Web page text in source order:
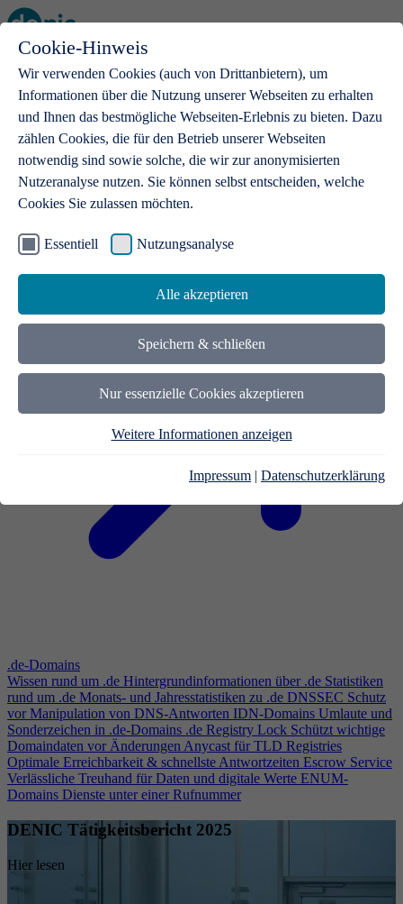
Cookie-Hinweis
Wir verwenden Cookies (auch von Drittanbietern), um
Informationen über die Nutzung unserer Webseiten zu erhalten
und Ihnen das bestmögliche Webseiten-Erlebnis zu bieten. Dazu
zählen Cookies, die für den Betrieb unserer Webseiten
notwendig sind sowie solche, die wir zur anonymisierten
Nutzeranalyse nutzen. Sie können selbst entscheiden, welche
Cookies Sie zulassen möchten.
Essentiell Nutzungsanalyse
Alle akzeptieren
Speichern & schließen
Nur essenzielle Cookies akzeptieren
Weitere Informationen anzeigen
Impressum | Datenschutzerklärung
Open main menu
.de-Domains
Mit einer .de-Domain erhalten Ideen eine Bühne
.de-Domains
Wissen rund um .de Hintergrundinformationen über .de Statistiken
rund um .de Monats- und Jahresstatistiken zu .de DNSSEC Schutz
vor Manipulation von DNS-Antworten IDN-Domains Umlaute und
Sonderzeichen in .de-Domains .de Registry Lock Schützt wichtige
Domaindaten vor ÄnderungenAnycast für TLD Registries
Optimale Erreichbarkeit & schnellste Antwortzeiten Escrow Service
Verlässliche Treuhand für Daten und digitale Werte ENUM-
Domains Dienste unter einer Rufnummer
DENIC Tätigkeitsbericht 2025
Hier lesen